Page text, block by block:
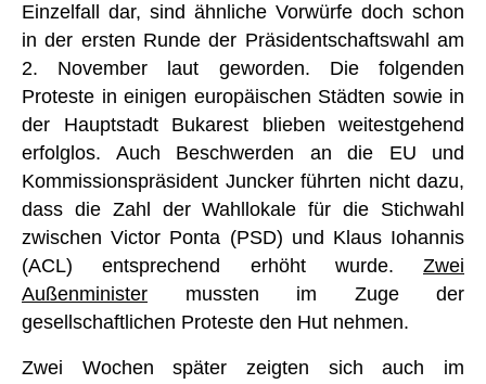
Einzelfall dar, sind ähnliche Vorwürfe doch schon
in der ersten Runde der Präsidentschaftswahl am
2. November laut geworden. Die folgenden
Proteste in einigen europäischen Städten sowie in
der Hauptstadt Bukarest blieben weitestgehend
erfolglos. Auch Beschwerden an die EU und
Kommissionspräsident Juncker führten nicht dazu,
dass die Zahl der Wahllokale für die Stichwahl
zwischen Victor Ponta (PSD) und Klaus Iohannis
(ACL) entsprechend erhöht wurde. Zwei
Außenminister mussten im Zuge der
gesellschaftlichen Proteste den Hut nehmen.
Zwei Wochen später zeigten sich auch im